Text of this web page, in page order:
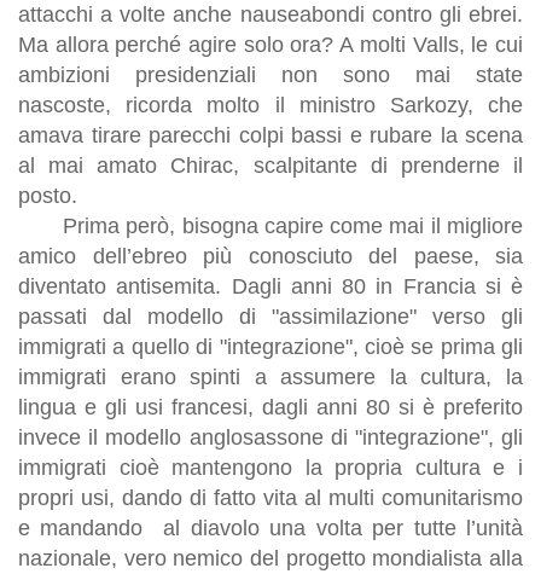
attacchi a volte anche nauseabondi contro gli ebrei.
Ma allora perché agire solo ora? A molti Valls, le cui
ambizioni presidenziali non sono mai state
nascoste, ricorda molto il ministro Sarkozy, che
amava tirare parecchi colpi bassi e rubare la scena
al mai amato Chirac, scalpitante di prenderne il
posto.
Prima però, bisogna capire come mai il migliore
amico dell’ebreo più conosciuto del paese, sia
diventato antisemita. Dagli anni 80 in Francia si è
passati dal modello di "assimilazione" verso gli
immigrati a quello di "integrazione", cioè se prima gli
immigrati erano spinti a assumere la cultura, la
lingua e gli usi francesi, dagli anni 80 si è preferito
invece il modello anglosassone di "integrazione", gli
immigrati cioè mantengono la propria cultura e i
propri usi, dando di fatto vita al multi comunitarismo
e mandando al diavolo una volta per tutte l’unità
nazionale, vero nemico del progetto mondialista alla